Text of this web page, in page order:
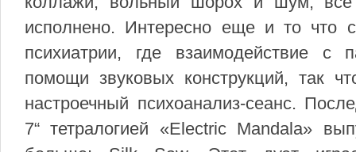
исполнено. Интересно еще и то что
психиатрии, где взаимодействие с
помощи звуковых конструкций, так
настроечный психоанализ-сеанс.
7“ тетралогией «Electric Mandala»